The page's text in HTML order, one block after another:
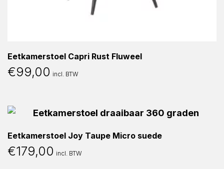
Eetkamerstoel Capri Rust Fluweel
€99,00 incl. BTW
Eetkamerstoel Joy Taupe Micro suede
€179,00 incl. BTW